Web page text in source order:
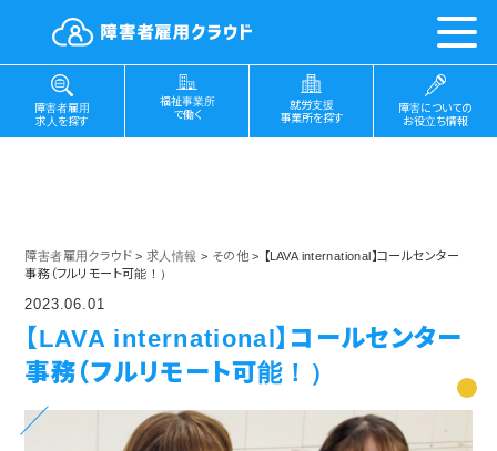
障害者雇用
求人を探す
福祉事業所
で働く
就労支援
事業所を探す
障害についての
お役立ち情報
障害者雇用クラウド>求人情報 > その他 >
【LAVA international】コールセンター
事務（フルリモート可能！）
2023.06.01
【LAVA international】コールセンター
事務（フルリモート可能！）